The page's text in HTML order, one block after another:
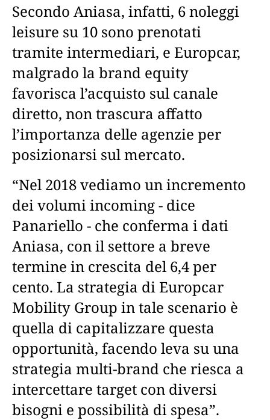
Secondo Aniasa, infatti, 6 noleggi
leisure su 10 sono prenotati
tramite intermediari, e Europcar,
malgrado la brand equity
favorisca l’acquisto sul canale
diretto, non trascura affatto
l’importanza delle agenzie per
posizionarsi sul mercato.
“Nel 2018 vediamo un incremento
dei volumi incoming - dice
Panariello - che conferma i dati
Aniasa, con il settore a breve
termine in crescita del 6,4 per
cento. La strategia di Europcar
Mobility Group in tale scenario è
quella di capitalizzare questa
opportunità, facendo leva su una
strategia multi-brand che riesca a
intercettare target con diversi
bisogni e possibilità di spesa”.